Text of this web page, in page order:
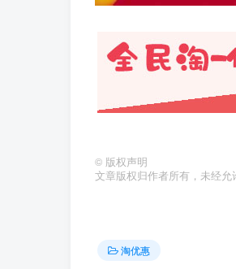
© 版权声明
文章版权归作者所有，未经允
淘优惠